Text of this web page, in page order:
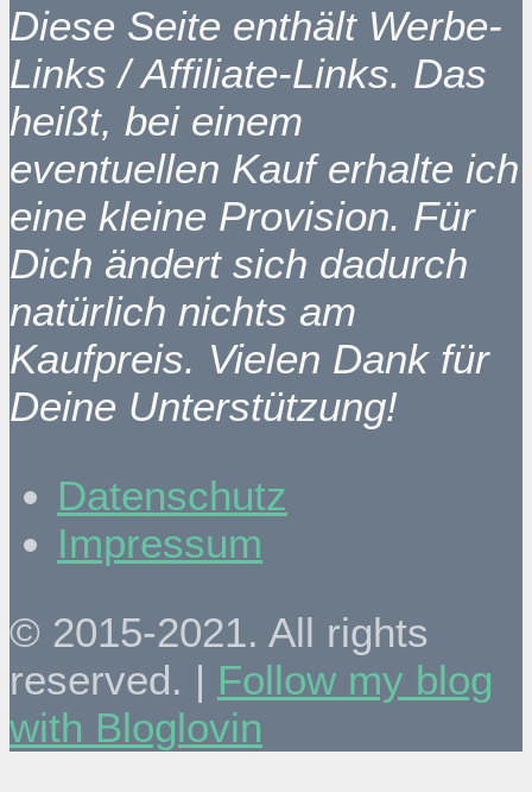
Diese Seite enthält Werbe-
Links / Affiliate-Links. Das
heißt, bei einem
eventuellen Kauf erhalte ich
eine kleine Provision. Für
Dich ändert sich dadurch
natürlich nichts am
Kaufpreis. Vielen Dank für
Deine Unterstützung!
Datenschutz
Impressum
© 2015-2021. All rights
reserved. | Follow my blog
with Bloglovin